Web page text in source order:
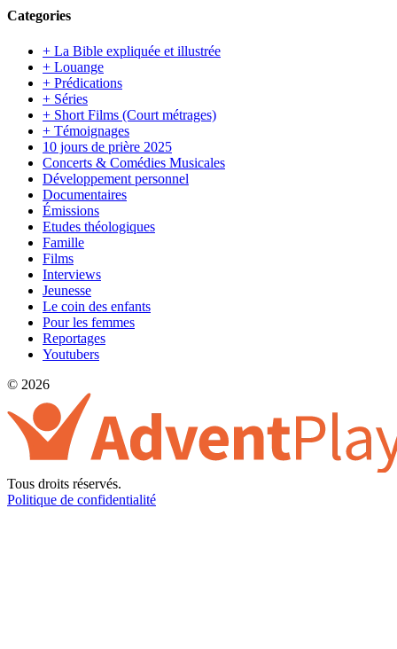
Categories
+ La Bible expliquée et illustrée
+ Louange
+ Prédications
+ Séries
+ Short Films (Court métrages)
+ Témoignages
10 jours de prière 2025
Concerts & Comédies Musicales
Développement personnel
Documentaires
Émissions
Etudes théologiques
Famille
Films
Interviews
Jeunesse
Le coin des enfants
Pour les femmes
Reportages
Youtubers
© 2026
Tous droits réservés.
Politique de confidentialité